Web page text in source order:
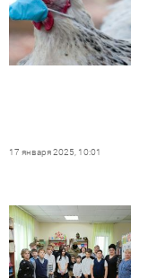
17 января 2025, 10:01